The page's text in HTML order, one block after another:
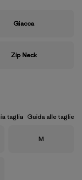
Giacca
Zip Neck
taglia Guida alle taglie
Taglia
M